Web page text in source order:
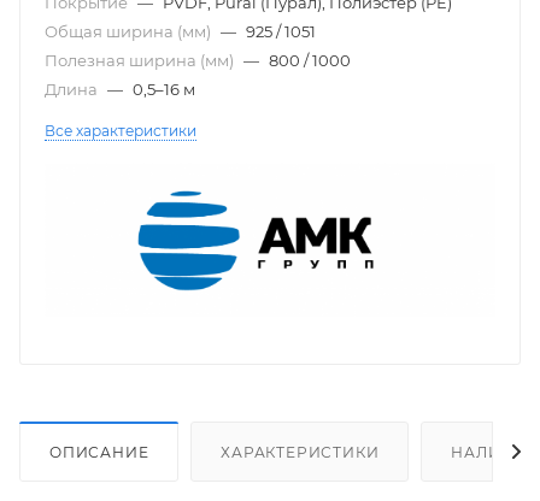
Общая ширина (мм) — 925 / 1051
Полезная ширина (мм) — 800 / 1000
Длина — 0,5–16 м
Все характеристики
ОПИСАНИЕ ХАРАКТЕРИСТИКИ НАЛИЧИЕ